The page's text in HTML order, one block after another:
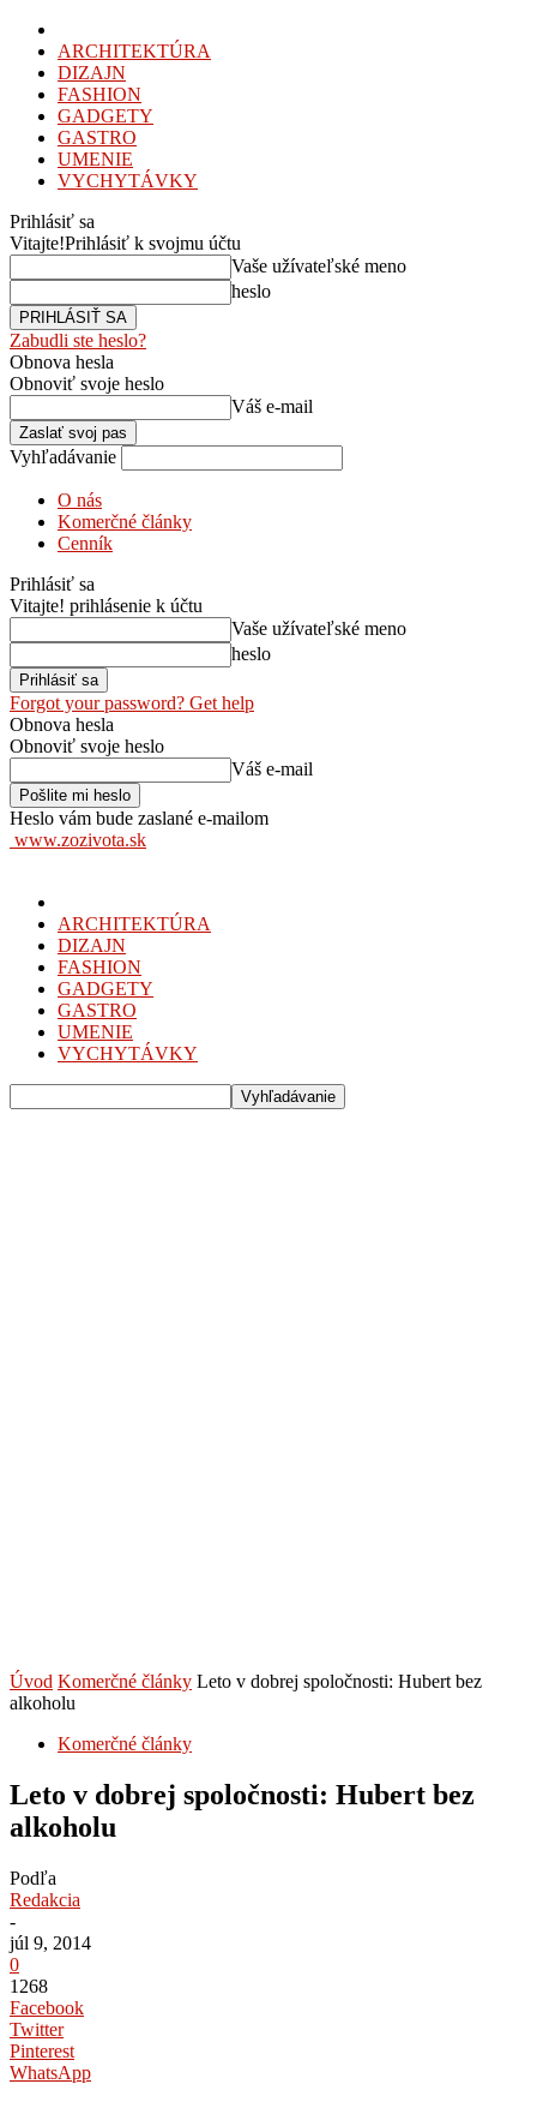
ARCHITEKTÚRA
DIZAJN
FASHION
GADGETY
GASTRO
UMENIE
VYCHYTÁVKY
Prihlásiť sa
Vitajte!Prihlásiť k svojmu účtu
Vaše užívateľské meno
heslo
Zabudli ste heslo?
Obnova hesla
Obnoviť svoje heslo
Váš e-mail
Vyhľadávanie
O nás
Komerčné články
Cenník
Prihlásiť sa
Vitajte! prihlásenie k účtu
Vaše užívateľské meno
heslo
Forgot your password? Get help
Obnova hesla
Obnoviť svoje heslo
Váš e-mail
Heslo vám bude zaslané e-mailom
www.zozivota.sk
ARCHITEKTÚRA
DIZAJN
FASHION
GADGETY
GASTRO
UMENIE
VYCHYTÁVKY
Úvod Komerčné články Leto v dobrej spoločnosti: Hubert bez
alkoholu
Komerčné články
Leto v dobrej spoločnosti: Hubert bez
alkoholu
Podľa
Redakcia
-
júl 9, 2014
0
1268
Facebook
Twitter
Pinterest
WhatsApp